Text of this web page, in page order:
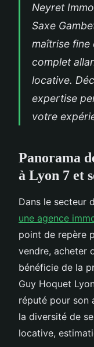
Neyret
Saxe
maîtrise fine
complet
locative.
expertise
votre
Panorama
à Lyon 7 et
Dans le secteur
une agence
point de repère
vendre, acheter
bénéficie de la
Guy Hoquet
réputé pour son
la diversité de
locative,